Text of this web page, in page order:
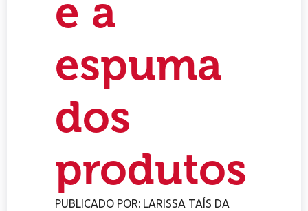
e a
espuma
dos
produtos
PUBLICADO POR: LARISSA TAÍS DA